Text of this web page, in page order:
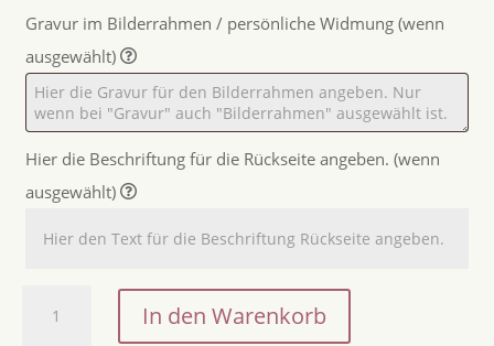
Gravur im Bilderrahmen / persönliche Widmung (wenn
ausgewählt)
Hier die Beschriftung für die Rückseite angeben. (wenn
ausgewählt)
Geldgeschenk
Neuseeland
In den Warenkorb